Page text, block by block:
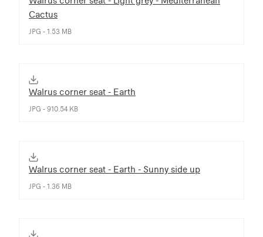
Cactus
JPG - 1.53 MB
Walrus corner seat - Earth
JPG - 910.54 KB
Walrus corner seat - Earth - Sunny side up
JPG - 1.36 MB